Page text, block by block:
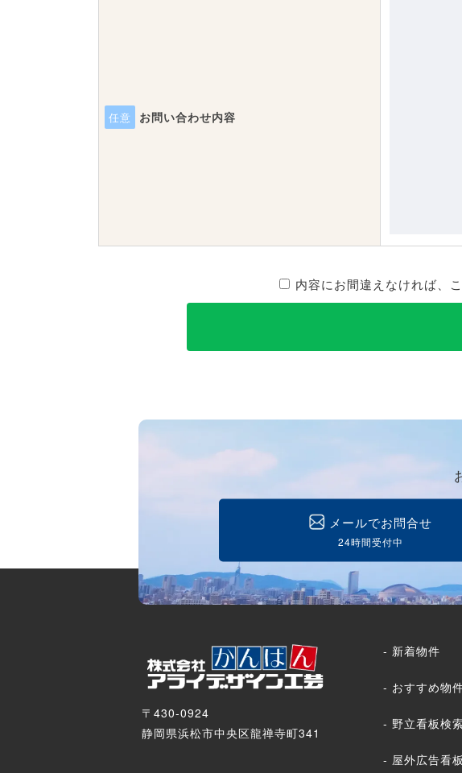
任意 お問い合わせ内容
内容にお間違えなければ、
メールでお問合せ
24時間受付中
〒430-0924
静岡県浜松市中央区龍禅寺町341
- 新着物件
- おすすめ物
- 野立看板検
- 屋外広告看